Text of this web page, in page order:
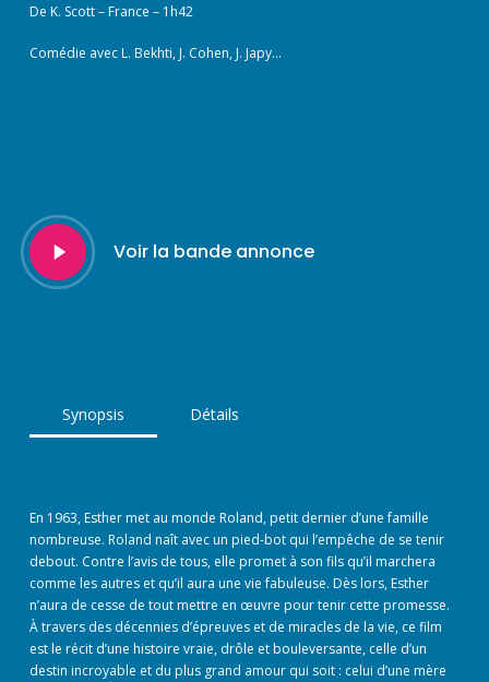
De K. Scott – France – 1h42
Comédie avec L. Bekhti, J. Cohen, J. Japy…
Play
Video
Voir la bande annonce
Synopsis Détails
En 1963, Esther met au monde Roland, petit dernier d’une famille
nombreuse. Roland naît avec un pied-bot qui l’empêche de se tenir
debout. Contre l’avis de tous, elle promet à son fils qu’il marchera
comme les autres et qu’il aura une vie fabuleuse. Dès lors, Esther
n’aura de cesse de tout mettre en œuvre pour tenir cette promesse.
À travers des décennies d’épreuves et de miracles de la vie, ce film
est le récit d’une histoire vraie, drôle et bouleversante, celle d’un
destin incroyable et du plus grand amour qui soit : celui d’une mère